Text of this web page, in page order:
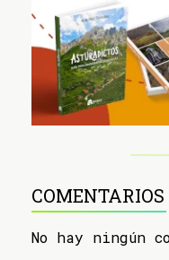
COMENTARIOS
No hay ningún